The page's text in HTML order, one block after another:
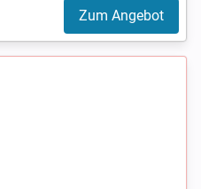
Zum Angebot